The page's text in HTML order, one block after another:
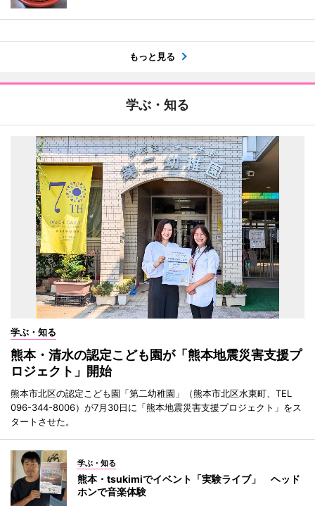
もっと見る
学ぶ・知る
学ぶ・知る
熊本・清水の認定こども園が「熊本地震災害支援プ
ロジェクト」開始
熊本市北区の認定こども園「第二幼稚園」（熊本市北区水東町、TEL
096-344-8006）が7月30日に「熊本地震災害支援プロジェクト」をス
タートさせた。
学ぶ・知る
熊本・tsukimiでイベント「実験ライブ」 ヘッド
ホンで音楽体験